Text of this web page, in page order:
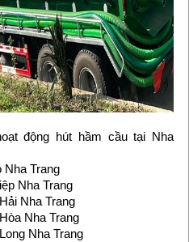
động hút hầm cầu tại Nha
Nha Trang
Nha Trang
Nha Trang
Nha Trang
Nha Trang